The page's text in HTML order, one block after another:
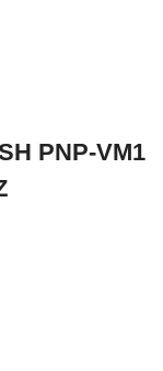
PNP-VM1